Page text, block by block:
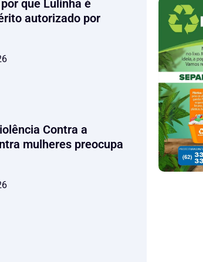
que Lulinha é
autorizado por
Contra a
mulheres preocupa